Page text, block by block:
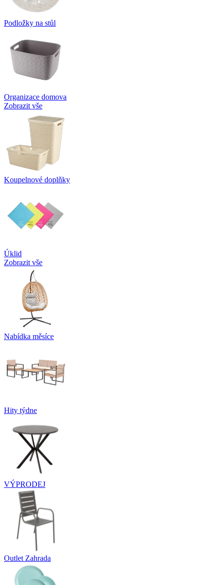
Podložky na stůl
Organizace domova
Zobrazit vše
Koupelnové doplňky
Úklid
Zobrazit vše
Nabídka měsíce
Hity týdne
VÝPRODEJ
Outlet Zahrada